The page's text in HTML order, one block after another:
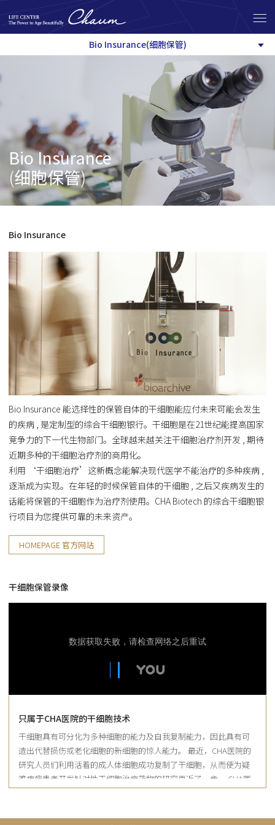
Bio Insurance(细胞保管)
Bio Insurance
(细胞保管)
Bio Insurance
Bio Insurance 能选择性的保管自体的干细胞能应付未来可能会发生
的疾病 , 是定制型的综合干细胞银行。干细胞是在21世纪能提高国家
竞争力的下一代生物部门。全球越来越关注干细胞治疗剂开发 , 期待
近期多种的干细胞治疗剂的商用化。
利用 ‘干细胞治疗’这新概念能解决现代医学不能治疗的多种疾病 ,
逐渐成为实现。在年轻的时候保管自体的干细胞 , 之后又疾病发生的
话能将保管的干细胞作为治疗剂使用。CHA Biotech 的综合干细胞银
行项目为您提供可靠的未来资产。
HOMEPAGE 官方网站
干细胞保管录像
只属于CHA医院的干细胞技术
干细胞具有可分化为多种细胞的能力及自我复制能力，因此具有可
造出代替损伤或老化细胞的新细胞的惊人能力。 最近，CHA医院的
研究人员们利用活着的成人体细胞成功复制了干细胞，从而使为疑
难疾病患者开发针对性干细胞治疗药物的研究更近了一步。 CHA医
础。洛杉矶CHA医院成功进行了利用干细胞脂肪移植术再造乳房的